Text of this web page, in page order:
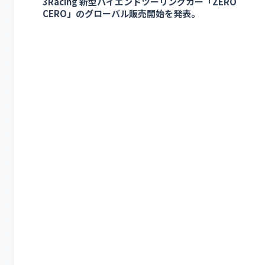
CERO」のグローバル販売開始を発表。